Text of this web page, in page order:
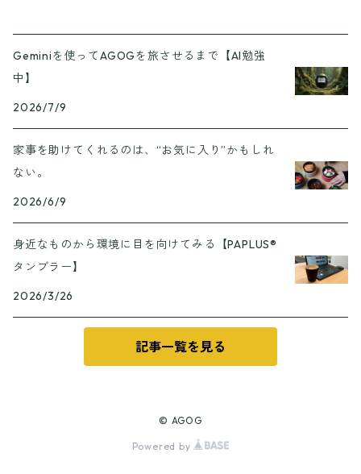
Geminiを使ってAGOGを旅させるまで【AI勉強
中】
2026/7/9
家事を助けてくれるのは、“お気に入り”かもしれ
ない。
2026/6/9
身近なものから環境に目を向けてみる【PAPLUS®
タンブラー】
2026/3/26
記事一覧を見る
© AGOG
Powered by